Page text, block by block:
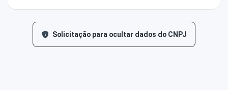
Solicitação para ocultar dados do CNPJ